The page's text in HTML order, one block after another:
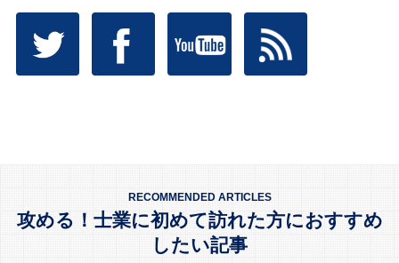
RECOMMENDED ARTICLES
攻める！士業に初めて訪れた方におすすめ
したい記事